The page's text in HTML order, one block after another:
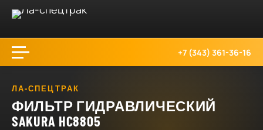
+7 (343) 361-36-16
ЛА-СПЕЦТРАК
ФИЛЬТР ГИДРАВЛИЧЕСКИЙ
SAKURA HC8805